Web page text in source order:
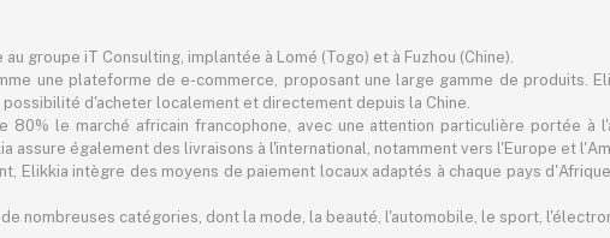
groupe iT Consulting, implantée à Lomé (Togo) et à Fuzhou (Chine).
une plateforme de e-commerce, proposant une large gamme de produits.
possibilité d'acheter localement et directement depuis la Chine.
80% le marché africain francophone, avec une attention particulière portée
assure également des livraisons à l'international, notamment vers l'Europe et
Elikkia intègre des moyens de paiement locaux adaptés à chaque pays
nombreuses catégories, dont la mode, la beauté, l'automobile, le sport,